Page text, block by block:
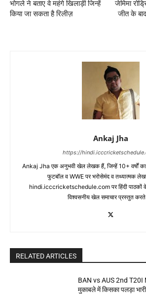
भोगले ने बताए वे महंगे खिलाड़ी जिन्हें
किया जा सकता है रिलीज़
जेमिमा
जीत के
Ankaj Jha
https://
Ankaj Jha एक अनुभवी खेल लेखक हैं, जिन्हें 10+ वर्षों
फुटबॉल व WWE पर भरोसेमंद व तथ्यात्मक
hindi.icccricketschedule.com पर हिंदी पाठकों
विश्वसनीय खेल समाचार प्रस्तुत
RELATED ARTICLES
BAN vs AUS 2nd
मुकाबले में किसका पलड़ा